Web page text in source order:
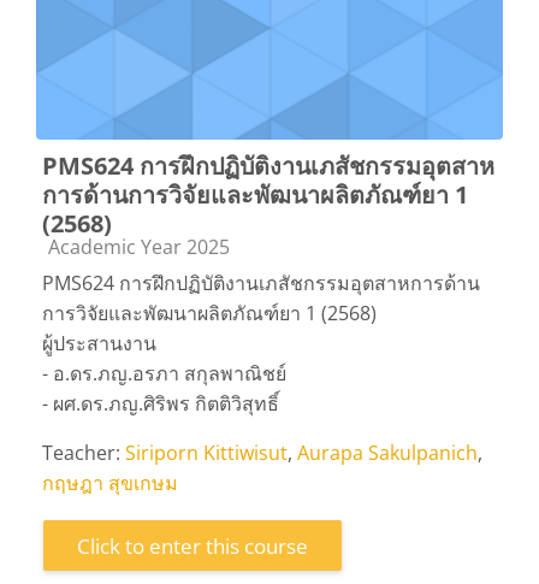
PMS624 การฝึกปฏิบัติงานเภสัชกรรมอุตสาห
การด้านการวิจัยและพัฒนาผลิตภัณฑ์ยา 1
(2568)
Course category
Academic Year 2025
PMS624 การฝึกปฏิบัติงานเภสัชกรรมอุตสาหการด้าน
การวิจัยและพัฒนาผลิตภัณฑ์ยา 1 (2568)
ผู้ประสานงาน
- อ.ดร.ภญ.อรภา สกุลพาณิชย์
- ผศ.ดร.ภญ.ศิริพร กิตติวิสุทธิ์
Teacher: Siriporn Kittiwisut, Aurapa Sakulpanich,
กฤษฎา สุขเกษม
Click to enter this course